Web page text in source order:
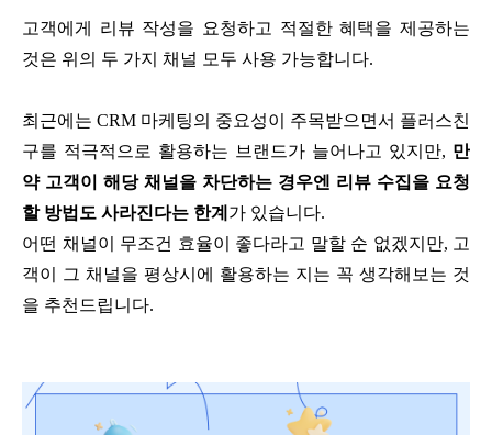
고객에게 리뷰 작성을 요청하고 적절한 혜택을 제공하는
것은 위의 두 가지 채널 모두 사용 가능합니다.
최근에는 CRM 마케팅의 중요성이 주목받으면서 플러스친
구를 적극적으로 활용하는 브랜드가 늘어나고 있지만, 만
약 고객이 해당 채널을 차단하는 경우엔 리뷰 수집을 요청
할 방법도 사라진다는 한계 가 있습니다.
어떤 채널이 무조건 효율이 좋다라고 말할 순 없겠지만, 고
객이 그 채널을 평상시에 활용하는 지는 꼭 생각해보는 것
을 추천드립니다.